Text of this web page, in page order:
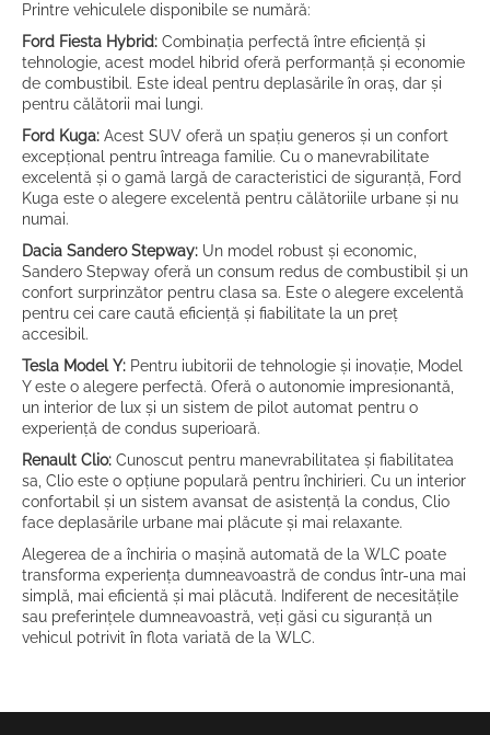
Printre vehiculele disponibile se numără:
Ford Fiesta Hybrid: Combinația perfectă între eficiență și
tehnologie, acest model hibrid oferă performanță și economie
de combustibil. Este ideal pentru deplasările în oraș, dar și
pentru călătorii mai lungi.
Ford Kuga: Acest SUV oferă un spațiu generos și un confort
excepțional pentru întreaga familie. Cu o manevrabilitate
excelentă și o gamă largă de caracteristici de siguranță, Ford
Kuga este o alegere excelentă pentru călătoriile urbane și nu
numai.
Dacia Sandero Stepway: Un model robust și economic,
Sandero Stepway oferă un consum redus de combustibil și un
confort surprinzător pentru clasa sa. Este o alegere excelentă
pentru cei care caută eficiență și fiabilitate la un preț
accesibil.
Tesla Model Y: Pentru iubitorii de tehnologie și inovație, Model
Y este o alegere perfectă. Oferă o autonomie impresionantă,
un interior de lux și un sistem de pilot automat pentru o
experiență de condus superioară.
Renault Clio: Cunoscut pentru manevrabilitatea și fiabilitatea
sa, Clio este o opțiune populară pentru închirieri. Cu un interior
confortabil și un sistem avansat de asistență la condus, Clio
face deplasările urbane mai plăcute și mai relaxante.
Alegerea de a închiria o mașină automată de la WLC poate
transforma experiența dumneavoastră de condus într-una mai
simplă, mai eficientă și mai plăcută. Indiferent de necesitățile
sau preferințele dumneavoastră, veți găsi cu siguranță un
vehicul potrivit în flota variată de la WLC.